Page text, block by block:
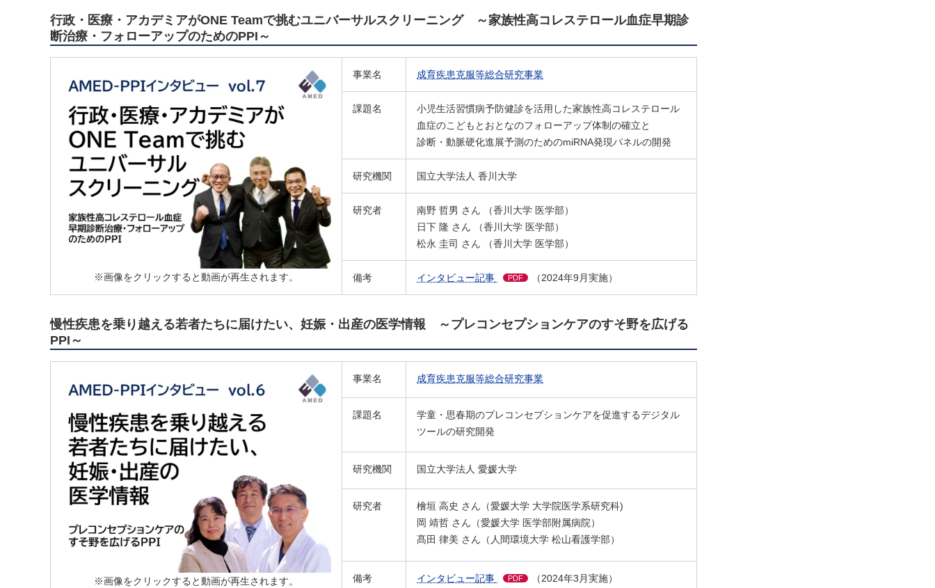
行政・医療・アカデミアがONE Teamで挑むユニバーサルスクリーニング ～家族性高コレステロール血症早期診
断治療・フォローアップのためのPPI～
※画像をクリックすると動画が再生されます。
事業名 成育疾患克服等総合研究事業
課題名
小児生活習慣病予防健診を活用した家族性高コレステロール
血症のこどもとおとなのフォローアップ体制の確立と
診断・動脈硬化進展予測のためのmiRNA発現パネルの開発
研究機関 国立大学法人 香川大学
研究者
南野 哲男 さん （香川大学 医学部）
日下 隆 さん （香川大学 医学部）
松永 圭司 さん （香川大学 医学部）
備考 インタビュー記事 PDF （2024年9月実施）
慢性疾患を乗り越える若者たちに届けたい、妊娠・出産の医学情報 ～プレコンセプションケアのすそ野を広げる
PPI～
※画像をクリックすると動画が再生されます。
事業名 成育疾患克服等総合研究事業
課題名
学童・思春期のプレコンセプションケアを促進するデジタル
ツールの研究開発
研究機関 国立大学法人 愛媛大学
研究者
檜垣 高史 さん（愛媛大学 大学院医学系研究科)
岡 靖哲 さん（愛媛大学 医学部附属病院）
髙田 律美 さん（人間環境大学 松山看護学部）
備考 インタビュー記事 PDF （2024年3月実施）